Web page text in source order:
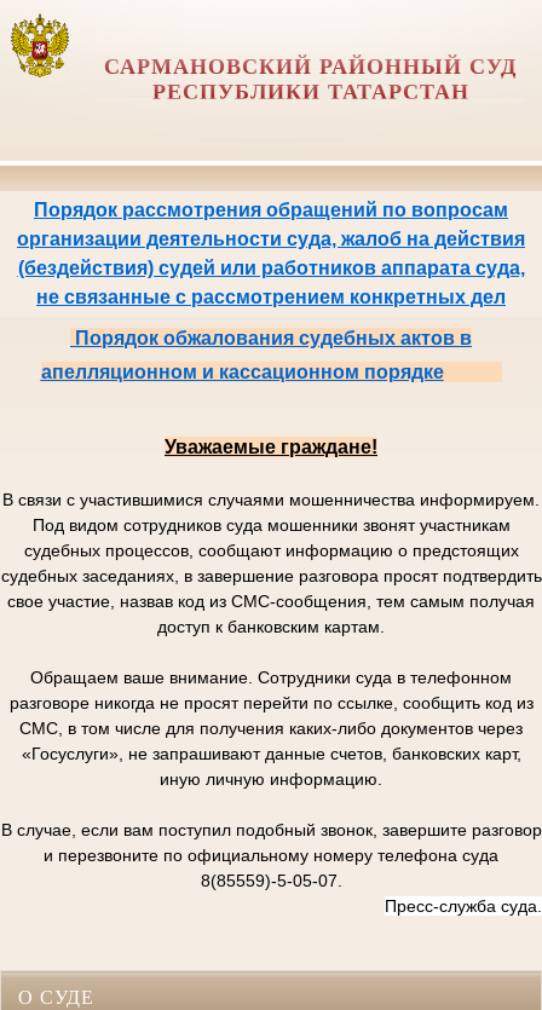
САРМАНОВСКИЙ РАЙОННЫЙ СУД
РЕСПУБЛИКИ ТАТАРСТАН
Порядок рассмотрения обращений по вопросам
организации деятельности суда, жалоб на действия
(бездействия) судей или работников аппарата суда,
не связанные с рассмотрением конкретных дел
Порядок обжалования судебных актов в
апелляционном и кассационном порядке
Уважаемые граждане!
В связи с участившимися случаями мошенничества информируем.
Под видом сотрудников суда мошенники звонят участникам
судебных процессов, сообщают информацию о предстоящих
судебных заседаниях, в завершение разговора просят подтвердить
свое участие, назвав код из СМС-сообщения, тем самым получая
доступ к банковским картам.
Обращаем ваше внимание. Сотрудники суда в телефонном
разговоре никогда не просят перейти по ссылке, сообщить код из
СМС, в том числе для получения каких-либо документов через
«Госуслуги», не запрашивают данные счетов, банковских карт,
иную личную информацию.
В случае, если вам поступил подобный звонок, завершите разговор
и перезвоните по официальному номеру телефона суда
8(85559)-5-05-07.
Пресс-служба суда.
О СУДЕ